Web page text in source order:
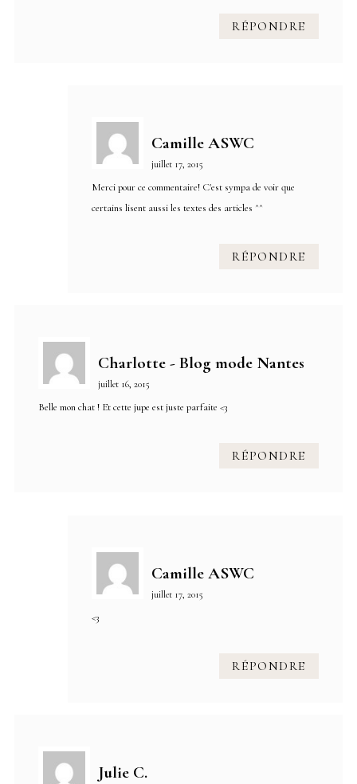
RÉPONDRE
Camille ASWC
juillet 17, 2015
Merci pour ce commentaire! C'est sympa de voir que
certains lisent aussi les textes des articles ^^
RÉPONDRE
Charlotte - Blog mode Nantes
juillet 16, 2015
Belle mon chat ! Et cette jupe est juste parfaite <3
RÉPONDRE
Camille ASWC
juillet 17, 2015
<3
RÉPONDRE
Julie C.